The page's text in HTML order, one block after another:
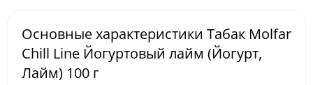
Основные характеристики Табак Molfar
Chill Line Йогуртовый лайм (Йогурт,
Лайм) 100 г